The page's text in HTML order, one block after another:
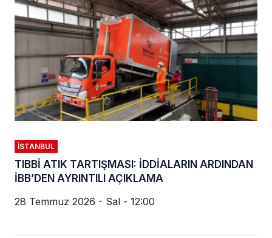
İSTANBUL
TIBBİ ATIK TARTIŞMASI: İDDİALARIN ARDINDAN
İBB’DEN AYRINTILI AÇIKLAMA
28 Temmuz 2026 - Sal - 12:00